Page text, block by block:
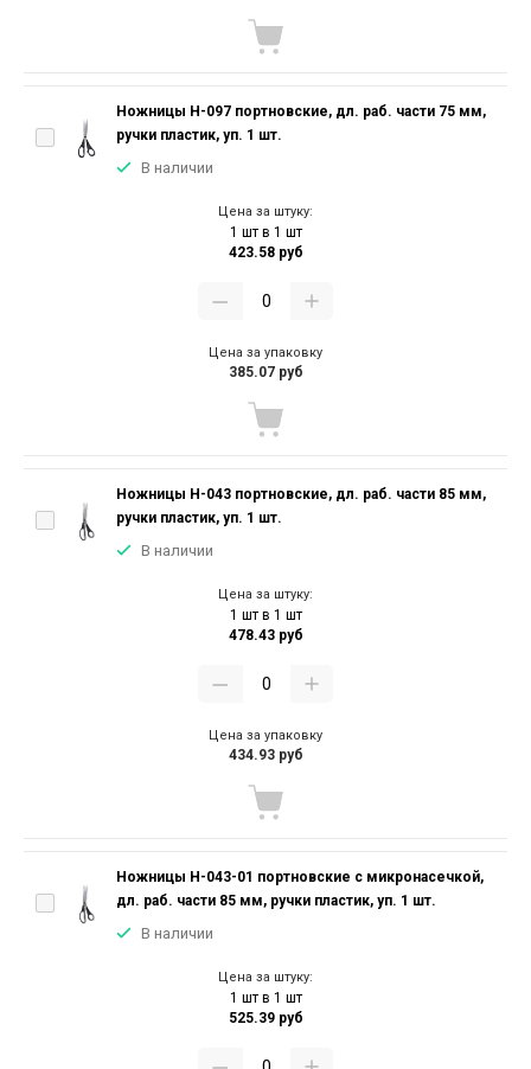
Ножницы Н-097 портновские, дл. раб. части 75 мм,
ручки пластик, уп. 1 шт.
В наличии
Цена за штуку:
1 шт в 1 шт
423.58 руб
Цена за упаковку
385.07 руб
Ножницы Н-043 портновские, дл. раб. части 85 мм,
ручки пластик, уп. 1 шт.
В наличии
Цена за штуку:
1 шт в 1 шт
478.43 руб
Цена за упаковку
434.93 руб
Ножницы Н-043-01 портновские с микронасечкой,
дл. раб. части 85 мм, ручки пластик, уп. 1 шт.
В наличии
Цена за штуку:
1 шт в 1 шт
525.39 руб